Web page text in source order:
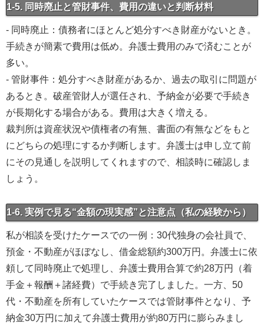
1-5. 同時廃止と管財事件、費用の違いと判断材料
- 同時廃止：債務者にほとんど処分すべき財産がないとき。
手続きが簡素で費用は低め。弁護士費用のみで済むことが
多い。
- 管財事件：処分すべき財産があるか、過去の取引に問題が
あるとき。破産管財人が選任され、予納金が必要で手続き
が長期化する場合がある。費用は大きく増える。
裁判所は資産状況や債権者の有無、書面の有無などをもと
にどちらの処理にするか判断します。弁護士は申し立て前
にその見通しを説明してくれますので、相談時に確認しま
しょう。
1-6. 実例で見る“金額の現実感”と注意点（私の経験から）
私が相談を受けたケースでの一例：30代独身の会社員で、
預金・不動産がほぼなし、借金総額約300万円。弁護士に依
頼して同時廃止で処理し、弁護士費用合算で約28万円（着
手金＋報酬＋諸経費）で手続き完了しました。一方、50
代・不動産を所有していたケースでは管財事件となり、予
納金30万円に加えて弁護士費用が約80万円に膨らみまし